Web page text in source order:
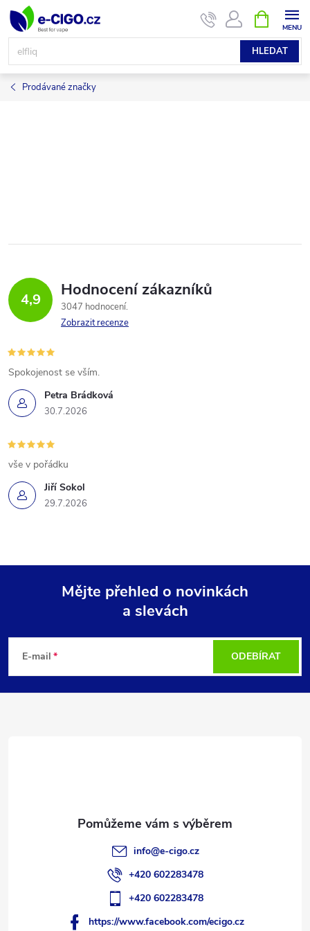
Přejít
obsah
HLEDAT
NÁKUPNÍ
KOŠÍK
Prodávané značky
4,9 Hodnocení zákazníků
3047 hodnocení
Zobrazit recenze
Petra Brádková
30.7.2026
Spokojenost se vším.
Jiří Sokol
29.7.2026
vše v pořádku
p
Mějte přehled o novinkách
a slevách
E-mail ODEBÍRAT
info@e-cigo.cz
+420 602283478
+420 602283478
https://www.facebook.com/ecigo.cz